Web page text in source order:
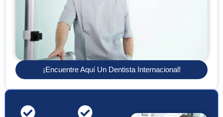
¡Encuentre Aquí Un Dentista Internacional!